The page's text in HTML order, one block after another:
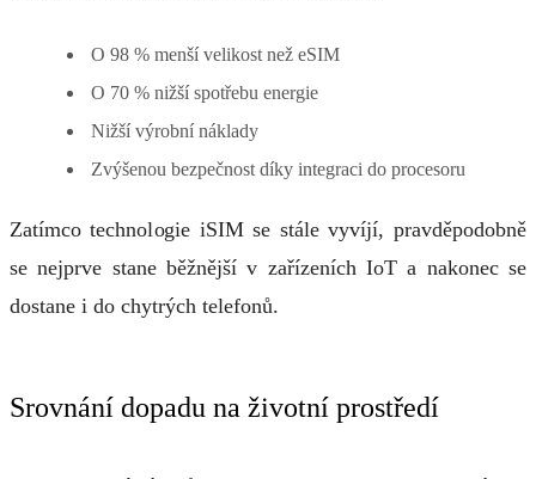
O 98 % menší velikost než eSIM
O 70 % nižší spotřebu energie
Nižší výrobní náklady
Zvýšenou bezpečnost díky integraci do procesoru
Zatímco technologie iSIM se stále vyvíjí, pravděpodobně
se nejprve stane běžnější v zařízeních IoT a nakonec se
dostane i do chytrých telefonů.
Srovnání dopadu na životní prostředí